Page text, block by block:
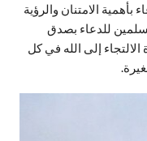
بأهمية الامتنان والرؤية
للدعاء بصدق
إلى الله في كل